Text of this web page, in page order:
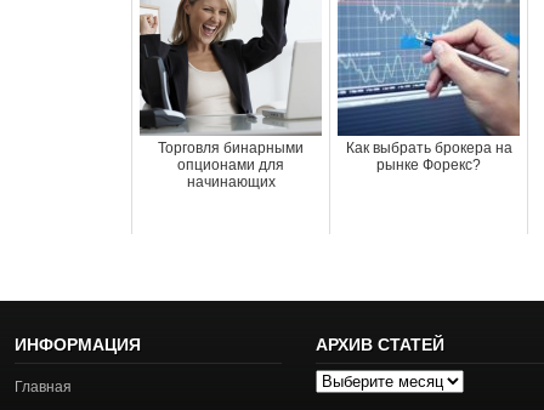
Торговля бинарными
опционами для
начинающих
Как выбрать брокера на
рынке Форекс?
ИНФОРМАЦИЯ
Главная
АРХИВ СТАТЕЙ
Архив